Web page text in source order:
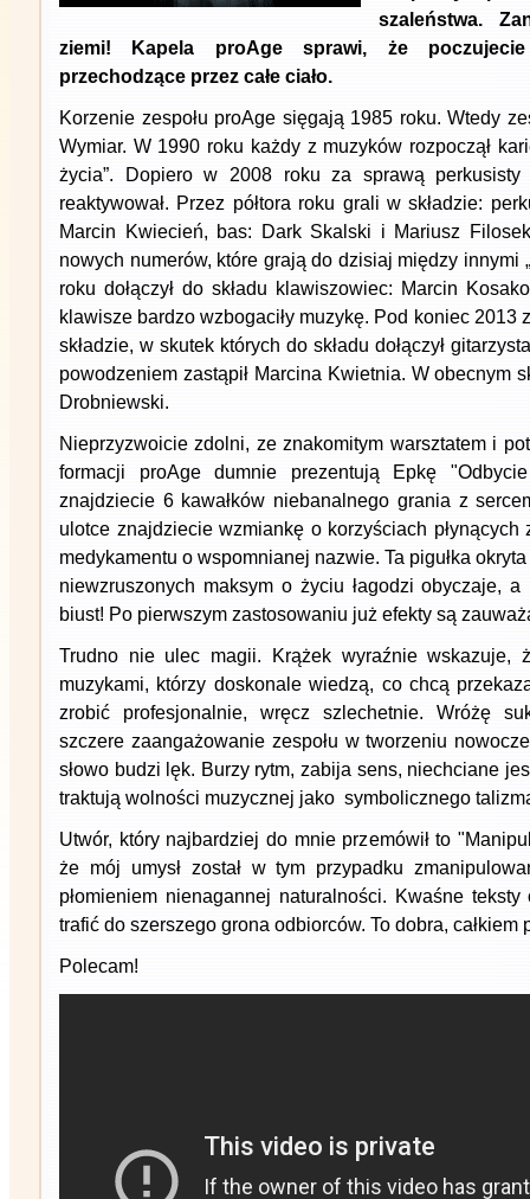
szaleństwa.
ziemi! Kapela proAge sprawi, że
przechodzące przez całe ciało.
Korzenie zespołu proAge sięgają 1985 roku. Wtedy
Wymiar. W 1990 roku każdy z muzyków rozpoczął
życia”. Dopiero w 2008 roku za sprawą perkusisty
reaktywował. Przez półtora roku grali w składzie:
Marcin Kwiecień, bas: Dark Skalski i Mariusz
nowych numerów, które grają do dzisiaj między innymi
roku dołączył do składu klawiszowiec: Marcin
klawisze bardzo wzbogaciły muzykę. Pod koniec 2013
składzie, w skutek których do składu dołączył
powodzeniem zastąpił Marcina Kwietnia. W obecnym
Drobniewski.
Nieprzyzwoicie zdolni, ze znakomitym warsztatem i
formacji proAge dumnie prezentują Epkę
znajdziecie 6 kawałków niebanalnego grania z
ulotce znajdziecie wzmiankę o korzyściach płynących
medykamentu o wspomnianej nazwie. Ta pigułka
niewzruszonych maksym o życiu łagodzi obyczaje,
biust! Po pierwszym zastosowaniu już efekty są
Trudno nie ulec magii. Krążek wyraźnie wskazuje,
muzykami, którzy doskonale wiedzą, co chcą
zrobić profesjonalnie, wręcz szlechetnie. Wróżę
szczere zaangażowanie zespołu w tworzeniu
słowo budzi lęk. Burzy rytm, zabija sens, niechciane
traktują wolności muzycznej jako symbolicznego
Utwór, który najbardziej do mnie przemówił to
że mój umysł został w tym przypadku
płomieniem nienagannej naturalności. Kwaśne
trafić do szerszego grona odbiorców. To dobra, całkiem
Polecam!